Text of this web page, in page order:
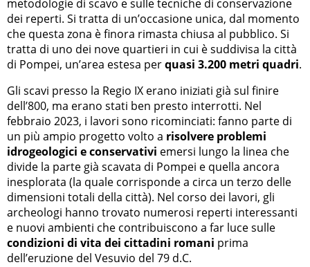
metodologie di scavo e sulle tecniche di conservazione
dei reperti. Si tratta di un’occasione unica, dal momento
che questa zona è finora rimasta chiusa al pubblico. Si
tratta di uno dei nove quartieri in cui è suddivisa la città
di Pompei, un’area estesa perquasi 3.200 metri quadri.
Gli scavi presso la Regio IX erano iniziati già sul finire
dell’800, ma erano stati ben presto interrotti. Nel
febbraio 2023, i lavori sono ricominciati: fanno parte di
un più ampio progetto volto a risolvere problemi
idrogeologici e conservativi emersi lungo la linea che
divide la parte già scavata di Pompei e quella ancora
inesplorata (la quale corrisponde a circa un terzo delle
dimensioni totali della città). Nel corso dei lavori, gli
archeologi hanno trovato numerosi reperti interessanti
e nuovi ambienti che contribuiscono a far luce sulle
condizioni di vita dei cittadini romani prima
dell’eruzione del Vesuvio del 79 d.C.